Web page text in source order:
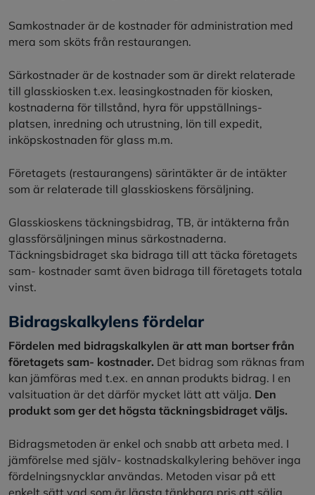
Samkostnader är de kostnader för administration med
mera som sköts från restaurangen.
Särkostnader är de kostnader som är direkt relaterade
till glasskiosken t.ex. leasingkostnaden för kiosken,
kostnaderna för tillstånd, hyra för uppställnings-
platsen, inredning och utrustning, lön till expedit,
inköpskostnaden för glass m.m.
Företagets (restaurangens) särintäkter är de intäkter
som är relaterade till glasskioskens försäljning.
Glasskioskens täckningsbidrag, TB, är intäkterna från
glassförsäljningen minus särkostnaderna.
Täckningsbidraget ska bidraga till att täcka företagets
sam- kostnader samt även bidraga till företagets totala
vinst.
Bidragskalkylens fördelar
Fördelen med bidragskalkylen är att man bortser från
företagets sam- kostnader. Det bidrag som räknas fram
kan jämföras med t.ex. en annan produkts bidrag. I en
valsituation är det därför mycket lätt att välja. Den
produkt som ger det högsta täckningsbidraget väljs.
Bidragsmetoden är enkel och snabb att arbeta med. I
jämförelse med själv- kostnadskalkylering behöver inga
fördelningsnycklar användas. Metoden visar på ett
enkelt sätt vad som är lägsta tänkbara pris att sälja